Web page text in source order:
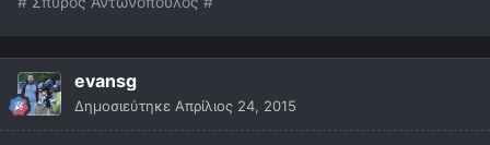
evansg
Δημοσιεύτηκε Απρίλιος 24, 2015